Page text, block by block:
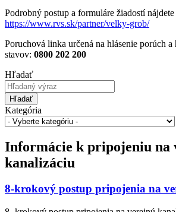
Podrobný postup a formuláre žiadostí nájdete
https://www.rvs.sk/partner/velky-grob/
Poruchová linka určená na hlásenie porúch a
stavov: 0800 202 200
Hľadať
Hľadať
Kategória
Informácie k pripojeniu na
kanalizáciu
8-krokový postup pripojenia na